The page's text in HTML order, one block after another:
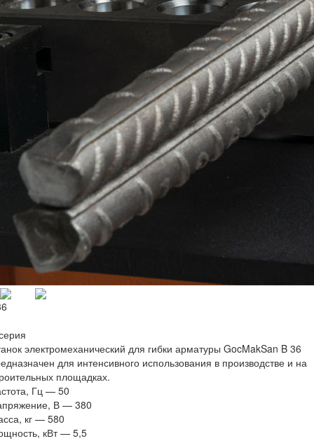
электромеханический для гибки арматуры GocMakSan B 36
для интенсивного использования в производстве и на
площадках.
Гц — 50
В — 380
кг — 580
кВт — 5,5